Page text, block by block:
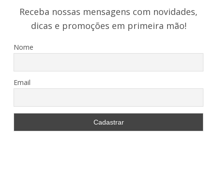
Receba nossas mensagens com novidades,
dicas e promoções em primeira mão!
Nome
Email